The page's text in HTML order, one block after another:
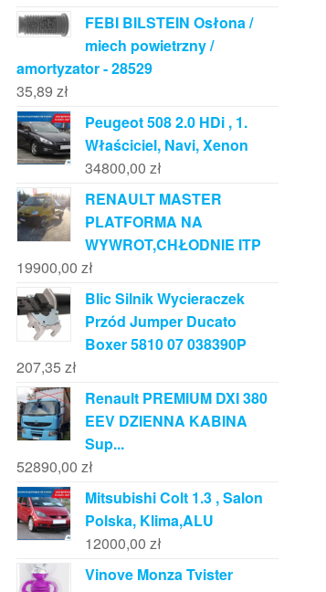
FEBI BILSTEIN Osłona /
miech powietrzny /
amortyzator - 28529
35,89 zł
Peugeot 508 2.0 HDi , 1.
Właściciel, Navi, Xenon
34800,00 zł
RENAULT MASTER
PLATFORMA NA
WYWROT,CHŁODNIE ITP
19900,00 zł
Blic Silnik Wycieraczek
Przód Jumper Ducato
Boxer 5810 07 038390P
207,35 zł
Renault PREMIUM DXI 380
EEV DZIENNA KABINA
Sup...
52890,00 zł
Mitsubishi Colt 1.3 , Salon
Polska, Klima,ALU
12000,00 zł
Vinove Monza Tvister